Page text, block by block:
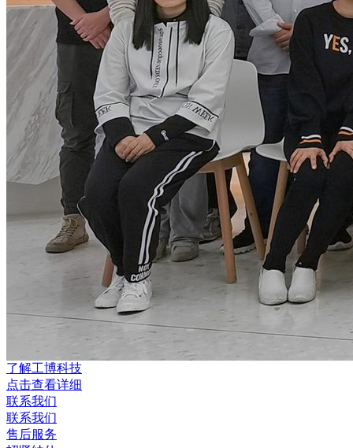
了解工博科技
点击查看详细
联系我们
联系我们
售后服务